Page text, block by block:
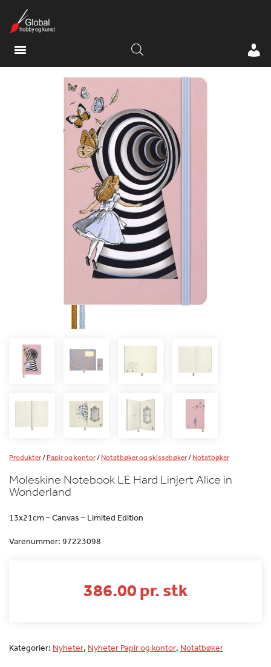
Produkter/Papir og kontor/Notatbøker og skissebøker/Notatbøker
Moleskine Notebook LE Hard Linjert Alice in
Wonderland
13x21cm – Canvas – Limited Edition
Varenummer: 97223098
386.00 pr. stk
Kategorier: Nyheter, Nyheter Papir og kontor, Notatbøker